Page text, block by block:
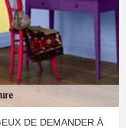
DE DEMANDER À